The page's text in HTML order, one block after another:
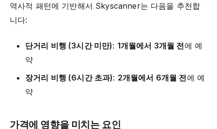
역사적 패턴에 기반해서 Skyscanner는 다음을 추천합
니다:
단거리 비행 (3시간 미만): 1개월에서 3개월 전에 예
약
장거리 비행 (6시간 초과): 2개월에서 6개월 전에 예
약
가격에 영향을 미치는 요인